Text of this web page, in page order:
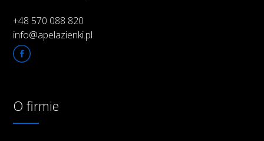
+48 570 088 820
info@apelazienki.pl
O firmie